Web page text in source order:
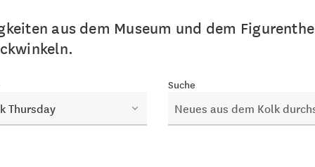
aus dem Museum und dem
Thursday
Suche